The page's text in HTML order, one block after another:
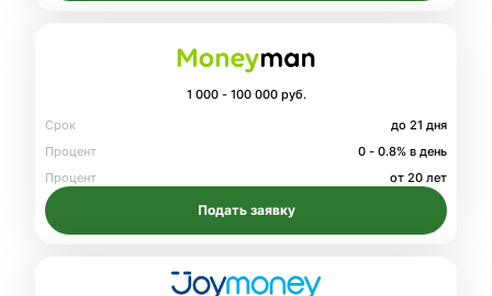
1 000 - 100 000 руб.
Срок
до 21 дня
Процент
0 - 0.8% в день
Процент
от 20 лет
Подать заявку